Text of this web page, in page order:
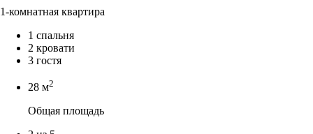
1-комнатная квартира
1 спальня
2 кровати
3 гостя
28 м2
Общая площадь